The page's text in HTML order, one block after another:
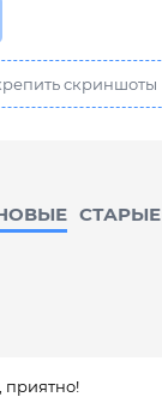
CТАРЫЕ
приятно!